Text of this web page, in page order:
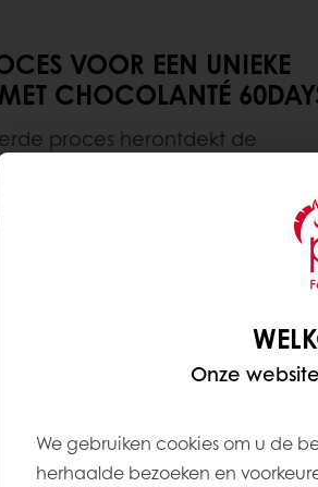
VOOR EEN UNIEKE
CHOCOLANTÉ
proces herontdekt de
cacaosmaak vast te leggen.
biedt Chocolanté
je chocoladecreaties naar een
Onze
We gebruiken cookies om u de
herhaalde bezoeken en